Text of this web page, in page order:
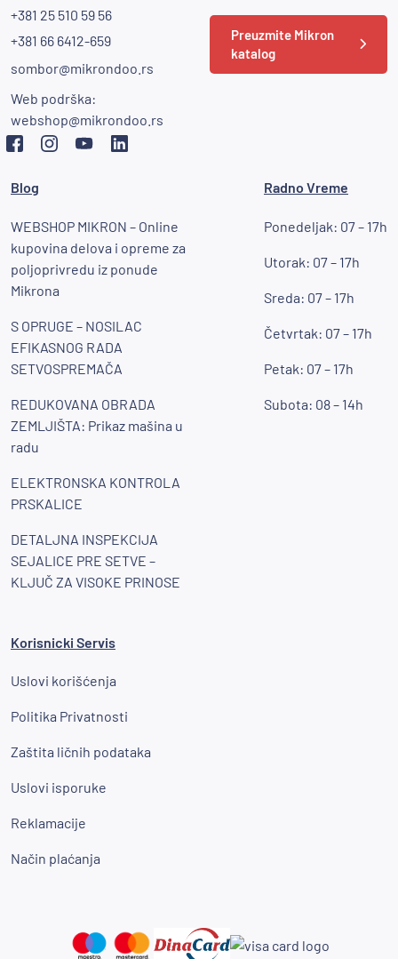
+381 25 510 59 56
+381 66 6412-659
sombor@mikrondoo.rs
Web podrška:
webshop@mikrondoo.rs
Preuzmite Mikron
katalog
Blog
WEBSHOP MIKRON – Online
kupovina delova i opreme za
poljoprivredu iz ponude
Mikrona
S OPRUGE – NOSILAC
EFIKASNOG RADA
SETVOSPREMAČA
REDUKOVANA OBRADA
ZEMLJIŠTA: Prikaz mašina u
radu
ELEKTRONSKA KONTROLA
PRSKALICE
DETALJNA INSPEKCIJA
SEJALICE PRE SETVE –
KLJUČ ZA VISOKE PRINOSE
Radno Vreme
Ponedeljak: 07 – 17h
Utorak: 07 – 17h
Sreda: 07 – 17h
Četvrtak: 07 – 17h
Petak: 07 – 17h
Subota: 08 – 14h
Korisnicki Servis
Uslovi korišćenja
Politika Privatnosti
Zaštita ličnih podataka
Uslovi isporuke
Reklamacije
Način plaćanja